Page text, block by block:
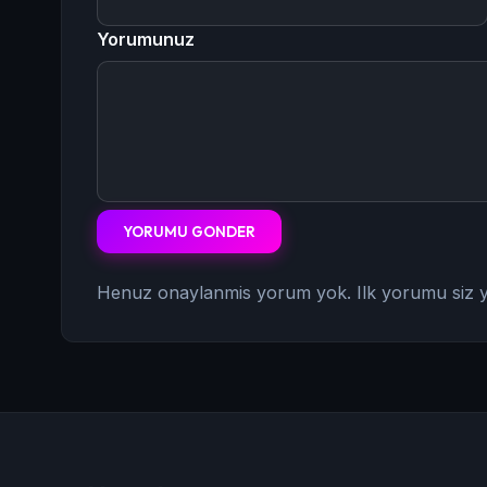
Yorumunuz
YORUMU GONDER
Henuz onaylanmis yorum yok. Ilk yorumu siz